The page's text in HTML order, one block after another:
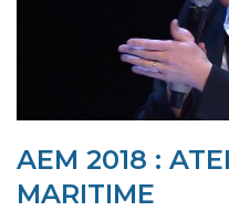
AEM 2018 :
MARITIME